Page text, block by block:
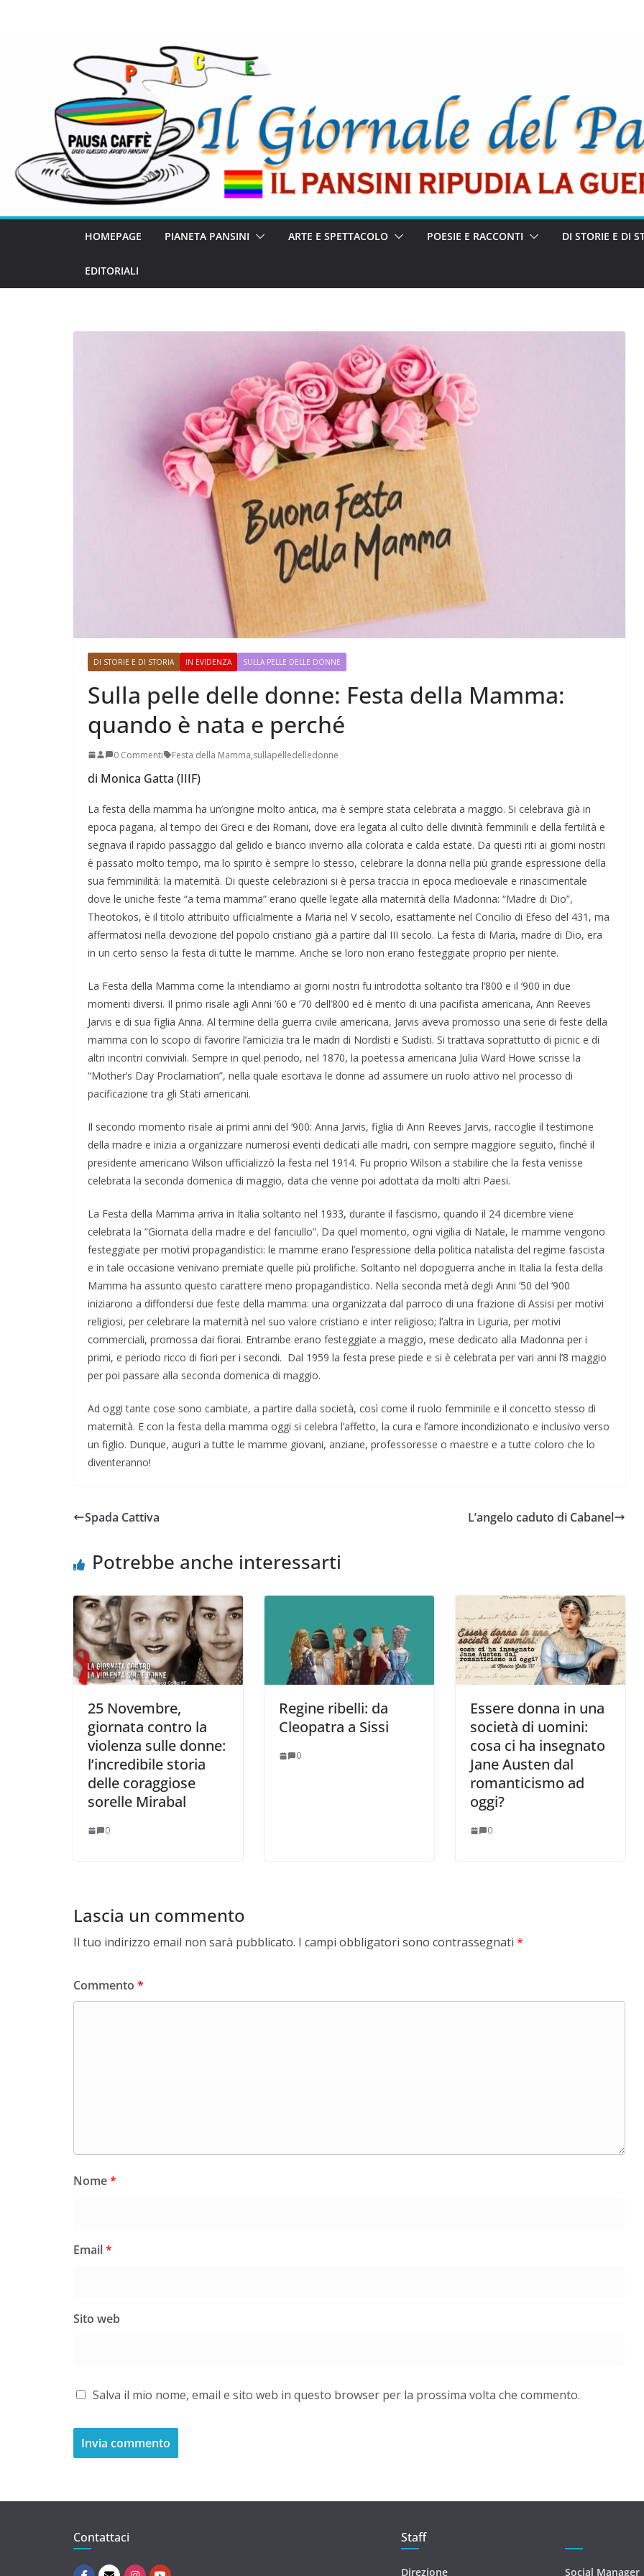
HOMEPAGE PIANETA PANSINI ARTE E SPETTACOLO POESIE E RACCONTI DI STORIE E DI
EDITORIALI
DI STORIE E DI STORIA IN EVIDENZA SULLA PELLE DELLE DONNE
Sulla pelle delle donne: Festa della Mamma:
quando è nata e perché
0 Commenti Festa della Mamma,sullapelledelledonne
di Monica Gatta (IIIF)
La festa della mamma ha un’origine molto antica, ma è sempre stata celebrata a maggio. Si celebrava già in
epoca pagana, al tempo dei Greci e dei Romani, dove era legata al culto delle divinità femminili e della fertilità e
segnava il rapido passaggio dal gelido e bianco inverno alla colorata e calda estate. Da questi riti ai giorni nostri
è passato molto tempo, ma lo spirito è sempre lo stesso, celebrare la donna nella più grande espressione della
sua femminilità: la maternità. Di queste celebrazioni si è persa traccia in epoca medioevale e rinascimentale
dove le uniche feste “a tema mamma” erano quelle legate alla maternità della Madonna: “Madre di Dio”,
Theotokos, è il titolo attribuito ufficialmente a Maria nel V secolo, esattamente nel Concilio di Efeso del 431, ma
affermatosi nella devozione del popolo cristiano già a partire dal III secolo. La festa di Maria, madre di Dio, era
in un certo senso la festa di tutte le mamme. Anche se loro non erano festeggiate proprio per niente.
La Festa della Mamma come la intendiamo ai giorni nostri fu introdotta soltanto tra l’800 e il ‘900 in due
momenti diversi. Il primo risale agli Anni ’60 e ’70 dell’800 ed è merito di una pacifista americana, Ann Reeves
Jarvis e di sua figlia Anna. Al termine della guerra civile americana, Jarvis aveva promosso una serie di feste della
mamma con lo scopo di favorire l’amicizia tra le madri di Nordisti e Sudisti. Si trattava soprattutto di picnic e di
altri incontri conviviali. Sempre in quel periodo, nel 1870, la poetessa americana Julia Ward Howe scrisse la
“Mother’s Day Proclamation”, nella quale esortava le donne ad assumere un ruolo attivo nel processo di
pacificazione tra gli Stati americani.
Il secondo momento risale ai primi anni del ‘900: Anna Jarvis, figlia di Ann Reeves Jarvis, raccoglie il testimone
della madre e inizia a organizzare numerosi eventi dedicati alle madri, con sempre maggiore seguito, finché il
presidente americano Wilson ufficializzò la festa nel 1914. Fu proprio Wilson a stabilire che la festa venisse
celebrata la seconda domenica di maggio, data che venne poi adottata da molti altri Paesi.
La Festa della Mamma arriva in Italia soltanto nel 1933, durante il fascismo, quando il 24 dicembre viene
celebrata la “Giornata della madre e del fanciullo”. Da quel momento, ogni vigilia di Natale, le mamme vengono
festeggiate per motivi propagandistici: le mamme erano l’espressione della politica natalista del regime fascista
e in tale occasione venivano premiate quelle più prolifiche. Soltanto nel dopoguerra anche in Italia la festa della
Mamma ha assunto questo carattere meno propagandistico. Nella seconda metà degli Anni ’50 del ‘900
iniziarono a diffondersi due feste della mamma: una organizzata dal parroco di una frazione di Assisi per motivi
religiosi, per celebrare la maternità nel suo valore cristiano e inter religioso; l’altra in Liguria, per motivi
commerciali, promossa dai fiorai. Entrambe erano festeggiate a maggio, mese dedicato alla Madonna per i
primi, e periodo ricco di fiori per i secondi. Dal 1959 la festa prese piede e si è celebrata per vari anni l’8 maggio
per poi passare alla seconda domenica di maggio.
Ad oggi tante cose sono cambiate, a partire dalla società, così come il ruolo femminile e il concetto stesso di
maternità. E con la festa della mamma oggi si celebra l’affetto, la cura e l’amore incondizionato e inclusivo verso
un figlio. Dunque, auguri a tutte le mamme giovani, anziane, professoresse o maestre e a tutte coloro che lo
diventeranno!
Spada Cattiva L’angelo caduto di Cabanel
Potrebbe anche interessarti
25 Novembre,
giornata contro la
violenza sulle donne:
l’incredibile storia
delle coraggiose
sorelle Mirabal
0
Regine ribelli: da
Cleopatra a Sissi
0
Essere donna in una
società di uomini:
cosa ci ha insegnato
Jane Austen dal
romanticismo ad
oggi?
0
Lascia un commento
Il tuo indirizzo email non sarà pubblicato. I campi obbligatori sono contrassegnati *
Commento *
Nome*
Email*
Sito web
Salva il mio nome, email e sito web in questo browser per la prossima volta che commento.
Incontro sul referendum per la riforma della
magistratura
L’ANNO DEI CINECOMICS: 2026 TRA FILM E
SERIE TV
Perle dei prof #38
Justice on a Saigon Street”
Contattaci Staff
Direzione Social Manager